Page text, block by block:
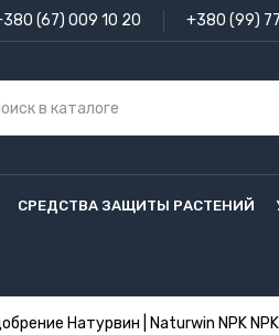
(67) 009 10 20 +380 (99)
СРЕДСТВА ЗАЩИТЫ РАСТЕНИЙ
Натурвин | Naturwin NPK